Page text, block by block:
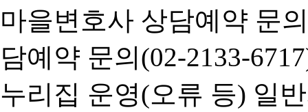
마을변호사 상담예약 문
담예약 문의(02-2133-
누리집 운영(오류 등) 일